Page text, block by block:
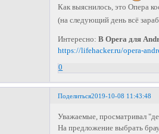
Как выяснилось, это Опера
(на следующий день всё
Интересно:В Opera для
https://lifehacker.ru/opera-
0
Поделиться2019-10-08 11:43:48
Уважаемые, просматривал
На предложение выбрать